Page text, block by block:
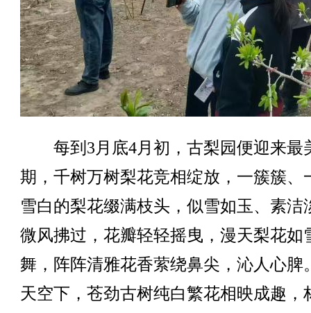
每到3月底4月初，古梨园便迎来最
期，千树万树梨花竞相绽放，一簇簇、
雪白的梨花缀满枝头，似雪如玉、素洁
微风拂过，花瓣轻轻摇曳，漫天梨花如
舞，阵阵清雅花香萦绕鼻尖，沁人心脾
天空下，苍劲古树纯白繁花相映成趣，